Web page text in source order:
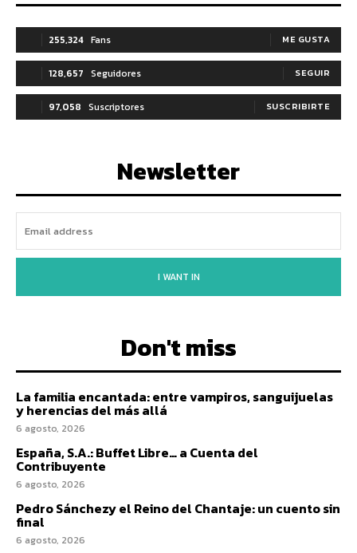
255,324 Fans ME GUSTA
128,657 Seguidores SEGUIR
97,058 Suscriptores SUSCRIBIRTE
Newsletter
I WANT IN
Don't miss
La familia encantada: entre vampiros, sanguijuelas
y herencias del más allá
6 agosto, 2026
España, S.A.: Buffet Libre… a Cuenta del
Contribuyente
6 agosto, 2026
Pedro Sánchezy el Reino del Chantaje: un cuento sin
final
6 agosto, 2026